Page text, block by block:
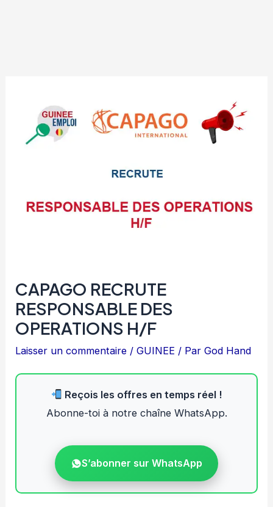
CAPAGO RECRUTE
RESPONSABLE DES
OPERATIONS H/F
Laisser un commentaire /GUINEE / ParGod Hand
Reçois les offres en temps réel !
Abonne-toi à notre chaîne WhatsApp.
S’abonner sur WhatsApp